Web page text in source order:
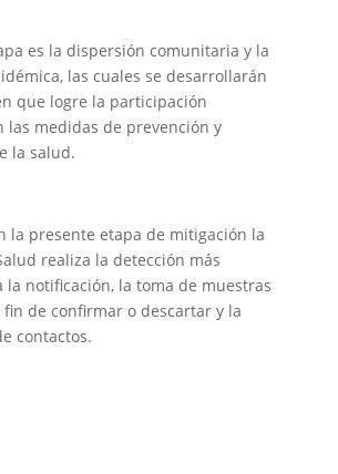
es la dispersión comunitaria y la
las cuales se desarrollarán
que logre la participación
las medidas de prevención y
la salud.
la presente etapa de mitigación la
realiza la detección más
notificación, la toma de muestras
de confirmar o descartar y la
contactos.